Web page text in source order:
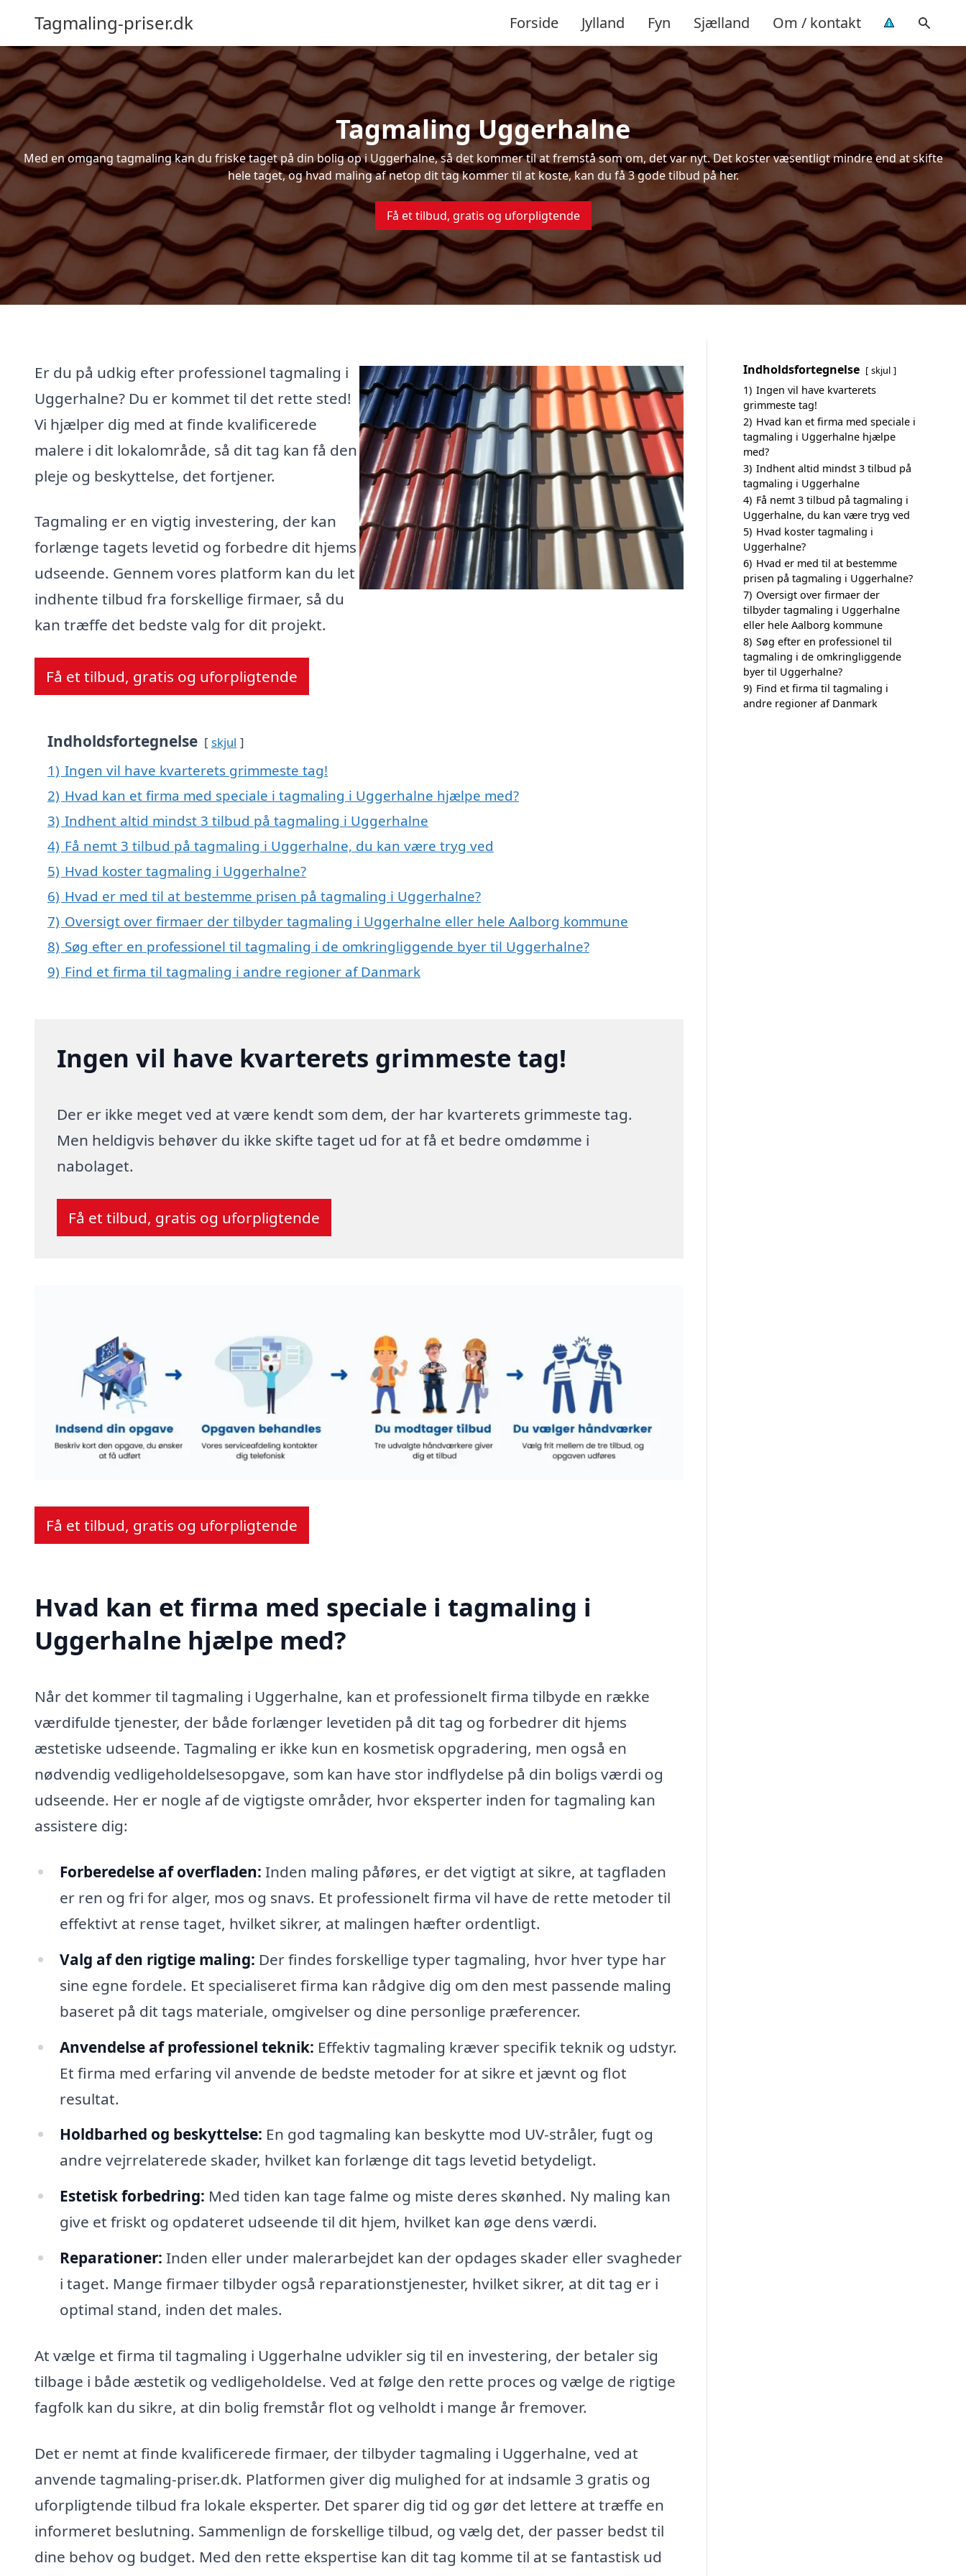
Tagmaling-priser.dk Forside Jylland Fyn Sjælland Om / kontakt
Tagmaling Uggerhalne
Med en omgang tagmaling kan du friske taget på din bolig op i Uggerhalne, så det kommer til at fremstå som om, det var nyt. Det koster væsentligt mindre end at skifte
hele taget, og hvad maling af netop dit tag kommer til at koste, kan du få 3 gode tilbud på her.
Få et tilbud, gratis og uforpligtende
Er du på udkig efter professionel tagmaling i
Uggerhalne? Du er kommet til det rette sted!
Vi hjælper dig med at finde kvalificerede
malere i dit lokalområde, så dit tag kan få den
pleje og beskyttelse, det fortjener.
Tagmaling er en vigtig investering, der kan
forlænge tagets levetid og forbedre dit hjems
udseende. Gennem vores platform kan du let
indhente tilbud fra forskellige firmaer, så du
kan træffe det bedste valg for dit projekt.
Få et tilbud, gratis og uforpligtende
Indholdsfortegnelse skjul
1) Ingen vil have kvarterets grimmeste tag!
2) Hvad kan et firma med speciale i tagmaling i Uggerhalne hjælpe med?
3) Indhent altid mindst 3 tilbud på tagmaling i Uggerhalne
4) Få nemt 3 tilbud på tagmaling i Uggerhalne, du kan være tryg ved
5) Hvad koster tagmaling i Uggerhalne?
6) Hvad er med til at bestemme prisen på tagmaling i Uggerhalne?
7) Oversigt over firmaer der tilbyder tagmaling i Uggerhalne eller hele Aalborg kommune
8) Søg efter en professionel til tagmaling i de omkringliggende byer til Uggerhalne?
9) Find et firma til tagmaling i andre regioner af Danmark
Ingen vil have kvarterets grimmeste tag!
Der er ikke meget ved at være kendt som dem, der har kvarterets grimmeste tag.
Men heldigvis behøver du ikke skifte taget ud for at få et bedre omdømme i
nabolaget.
Få et tilbud, gratis og uforpligtende
Få et tilbud, gratis og uforpligtende
Hvad kan et firma med speciale i tagmaling i
Uggerhalne hjælpe med?
Når det kommer til tagmaling i Uggerhalne, kan et professionelt firma tilbyde en række
værdifulde tjenester, der både forlænger levetiden på dit tag og forbedrer dit hjems
æstetiske udseende. Tagmaling er ikke kun en kosmetisk opgradering, men også en
nødvendig vedligeholdelsesopgave, som kan have stor indflydelse på din boligs værdi og
udseende. Her er nogle af de vigtigste områder, hvor eksperter inden for tagmaling kan
assistere dig:
Forberedelse af overfladen: Inden maling påføres, er det vigtigt at sikre, at tagfladen
er ren og fri for alger, mos og snavs. Et professionelt firma vil have de rette metoder til
effektivt at rense taget, hvilket sikrer, at malingen hæfter ordentligt.
Valg af den rigtige maling: Der findes forskellige typer tagmaling, hvor hver type har
sine egne fordele. Et specialiseret firma kan rådgive dig om den mest passende maling
baseret på dit tags materiale, omgivelser og dine personlige præferencer.
Anvendelse af professionel teknik: Effektiv tagmaling kræver specifik teknik og udstyr.
Et firma med erfaring vil anvende de bedste metoder for at sikre et jævnt og flot
resultat.
Holdbarhed og beskyttelse: En god tagmaling kan beskytte mod UV-stråler, fugt og
andre vejrrelaterede skader, hvilket kan forlænge dit tags levetid betydeligt.
Estetisk forbedring: Med tiden kan tage falme og miste deres skønhed. Ny maling kan
give et friskt og opdateret udseende til dit hjem, hvilket kan øge dens værdi.
Reparationer: Inden eller under malerarbejdet kan der opdages skader eller svagheder
i taget. Mange firmaer tilbyder også reparationstjenester, hvilket sikrer, at dit tag er i
optimal stand, inden det males.
At vælge et firma til tagmaling i Uggerhalne udvikler sig til en investering, der betaler sig
tilbage i både æstetik og vedligeholdelse. Ved at følge den rette proces og vælge de rigtige
fagfolk kan du sikre, at din bolig fremstår flot og velholdt i mange år fremover.
Det er nemt at finde kvalificerede firmaer, der tilbyder tagmaling i Uggerhalne, ved at
anvende tagmaling-priser.dk. Platformen giver dig mulighed for at indsamle 3 gratis og
uforpligtende tilbud fra lokale eksperter. Det sparer dig tid og gør det lettere at træffe en
informeret beslutning. Sammenlign de forskellige tilbud, og vælg det, der passer bedst til
dine behov og budget. Med den rette ekspertise kan dit tag komme til at se fantastisk ud
Indholdsfortegnelse skjul
1) Ingen vil have kvarterets
grimmeste tag!
2) Hvad kan et firma med speciale i
tagmaling i Uggerhalne hjælpe
med?
3) Indhent altid mindst 3 tilbud på
tagmaling i Uggerhalne
4) Få nemt 3 tilbud på tagmaling i
Uggerhalne, du kan være tryg ved
5) Hvad koster tagmaling i
Uggerhalne?
6) Hvad er med til at bestemme
prisen på tagmaling i Uggerhalne?
7) Oversigt over firmaer der
tilbyder tagmaling i Uggerhalne
eller hele Aalborg kommune
8) Søg efter en professionel til
tagmaling i de omkringliggende
byer til Uggerhalne?
9) Find et firma til tagmaling i
andre regioner af Danmark